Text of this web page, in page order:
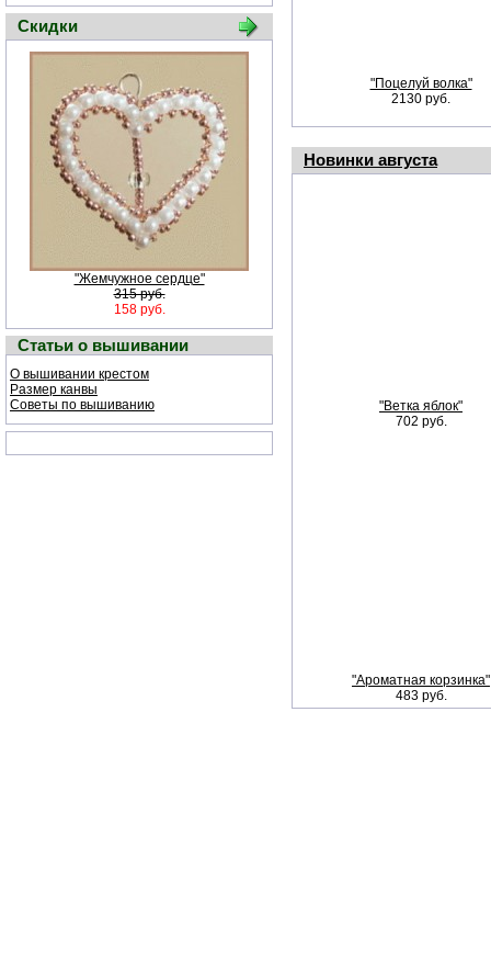
Скидки
"Жемчужное сердце"
315 руб.
158 руб.
Статьи о вышивании
О вышивании крестом
Размер канвы
Советы по вышиванию
"Поцелуй волка"
2130 руб.
Новинки августа
"Ветка яблок"
702 руб.
"Ароматная корзинка"
483 руб.